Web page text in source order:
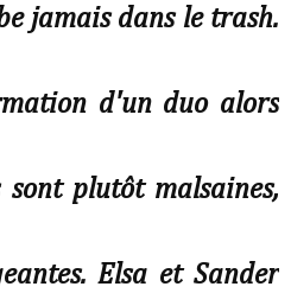
jamais dans le trash.
d'un duo alors
plutôt malsaines,
Elsa et Sander